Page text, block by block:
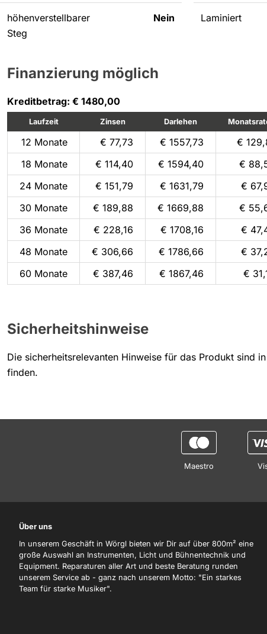
höhenverstellbarer
Steg
Nein Laminiert
Finanzierung möglich
Kreditbetrag: € 1480,00
Laufzeit Zinsen Darlehen
12 Monate € 77,73 € 1557,73
€
18 Monate
€ 114,40 € 1594,40
€
24 Monate
€ 151,79 € 1631,79
€
30 Monate
€ 189,88 € 1669,88
€
36 Monate
€ 228,16 € 1708,16
€
48 Monate
€ 306,66 € 1786,66
€
60 Monate
€ 387,46 € 1867,46 €
Sicherheitshinweise
Die sicherheitsrelevanten Hinweise für das Produkt sind
finden.
Maestro
Über uns
In unserem Geschäft in Wörgl bieten wir Dir auf über 800m² eine
große Auswahl an Instrumenten, Licht und Bühnentechnik und
Equipment. Reparaturen aller Art und beste Beratung runden
unserem Service ab - ganz nach unserem Motto: "Ein starkes
Team für starke Musiker".